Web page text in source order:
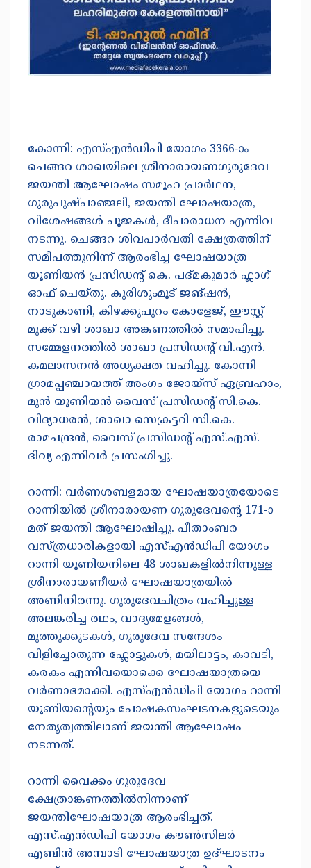
കോന്നി: എസ്എൻഡിപി യോഗം 3366-ാം
ചെങ്ങറ ശാഖയിലെ ശ്രീനാരായണഗുരുദേവ
ജയന്തി ആഘോഷം സമൂഹ പ്രാർഥന,
ഗുരുപുഷ്പാഞ്ജലി, ജയന്തി ഘോഷയാത്ര,
വിശേഷങ്ങൾ പൂജകൾ, ദീപാരാധന എന്നിവ
നടന്നു. ചെങ്ങറ ശിവപാർവതി ക്ഷേത്രത്തിന്
സമീപത്തുനിന്ന് ആരംഭിച്ച ഘോഷയാത്ര
യൂണിയൻ പ്രസിഡൻ്റ് കെ. പദ്‌മകുമാർ ഫ്ലാഗ്
ഓഫ് ചെയ്തു‌. കുരിശുംമൂട് ജങ്ഷൻ,
നാടുകാണി, കിഴക്കുപുറം കോളേജ്, ഈസ്റ്റ്
മുക്ക് വഴി ശാഖാ അങ്കണത്തിൽ സമാപിച്ചു.
സമ്മേളനത്തിൽ ശാഖാ പ്രസിഡന്റ് വി.എൻ.
കമലാസനൻ അധ്യക്ഷത വഹിച്ചു. കോന്നി
ഗ്രാമപ്പഞ്ചായത്ത് അംഗം ജോയ്‌സ് ഏബ്രഹാം,
മുൻ യൂണിയൻ വൈസ് പ്രസിഡൻ്റ് സി.കെ.
വിദ്യാധരൻ, ശാഖാ സെക്രട്ടറി സി.കെ.
രാമചന്ദ്രൻ, വൈസ് പ്രസിഡൻ്റ് എസ്.എസ്.
ദിവ്യ എന്നിവർ പ്രസംഗിച്ചു.
റാന്നി: വർണശബളമായ ഘോഷയാത്രയോടെ
റാന്നിയിൽ ശ്രീനാരായണ ഗുരുദേവന്റെ 171-ാ
മത് ജയന്തി ആഘോഷിച്ചു. പീതാംബര
വസ്ത്രധാരികളായി എസ്എൻഡിപി യോഗം
റാന്നി യൂണിയനിലെ 48 ശാഖകളിൽനിന്നുള്ള
ശ്രീനാരായണീയർ ഘോഷയാത്രയിൽ
അണിനിരന്നു. ഗുരുദേവചിത്രം വഹിച്ചുള്ള
അലങ്കരിച്ച രഥം, വാദ്യമേളങ്ങൾ,
മുത്തുക്കുടകൾ, ഗുരുദേവ സന്ദേശം
വിളിച്ചോതുന്ന ഫ്ലോട്ടുകൾ, മയിലാട്ടം, കാവടി,
കരകം എന്നിവയൊക്കെ ഘോഷയാത്രയെ
വർണാഭമാക്കി. എസ്‌എൻഡിപി യോഗം റാന്നി
യൂണിയന്റെയും പോഷകസംഘടനകളുടെയും
നേതൃത്വത്തിലാണ് ജയന്തി ആഘോഷം
നടന്നത്.
റാന്നി വൈക്കം ഗുരുദേവ
ക്ഷേത്രാങ്കണത്തിൽനിന്നാണ്
ജയന്തിഘോഷയാത്ര ആരംഭിച്ചത്.
എസ്.എൻഡിപി യോഗം കൗൺസിലർ
എബിൻ അമ്പാടി ഘോഷയാത്ര ഉദ്ഘാടനം